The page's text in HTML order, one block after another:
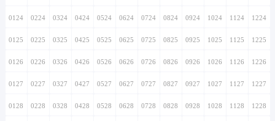
0124 0224 0324 0424 0524 0624 0724 0824 0924 1024 1124 1224
0125 0225 0325 0425 0525 0625 0725 0825 0925 1025 1125 1225
0126 0226 0326 0426 0526 0626 0726 0826 0926 1026 1126 1226
0127 0227 0327 0427 0527 0627 0727 0827 0927 1027 1127 1227
0128 0228 0328 0428 0528 0628 0728 0828 0928 1028 1128 1228